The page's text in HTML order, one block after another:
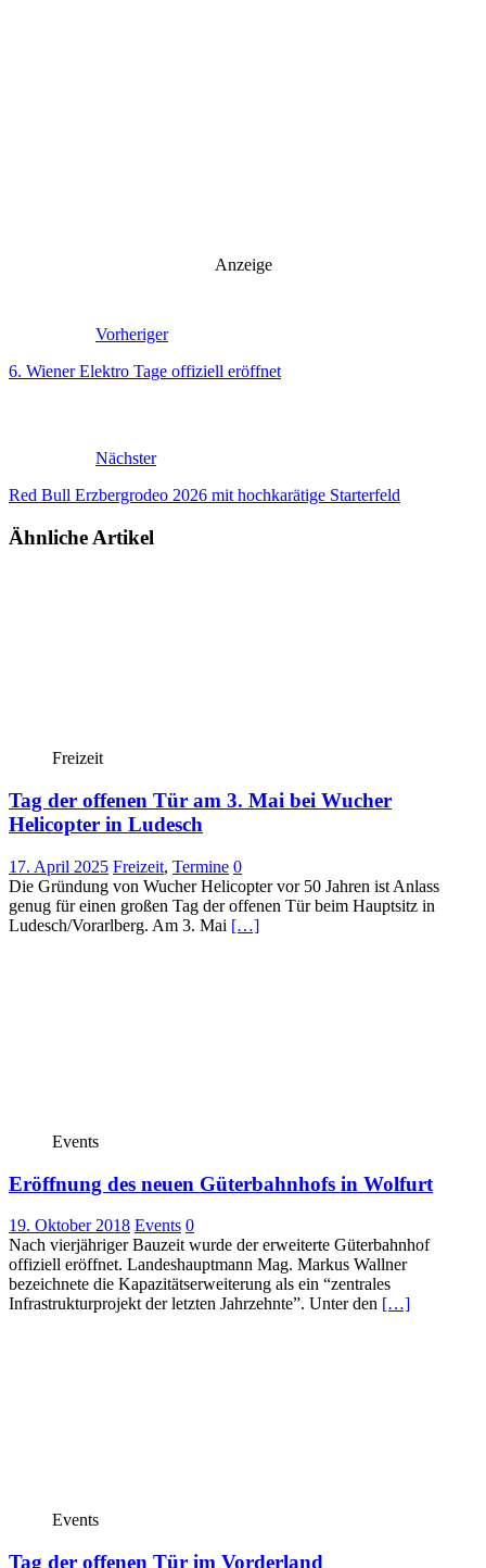
Anzeige
Vorheriger
6. Wiener Elektro Tage offiziell eröffnet
Nächster
Red Bull Erzbergrodeo 2026 mit hochkarätige Starterfeld
Ähnliche Artikel
Freizeit
Tag der offenen Tür am 3. Mai bei Wucher
Helicopter in Ludesch
17. April 2025 Freizeit, Termine 0
Die Gründung von Wucher Helicopter vor 50 Jahren ist Anlass
genug für einen großen Tag der offenen Tür beim Hauptsitz in
Ludesch/Vorarlberg. Am 3. Mai […]
Events
Eröffnung des neuen Güterbahnhofs in Wolfurt
19. Oktober 2018 Events 0
Nach vierjähriger Bauzeit wurde der erweiterte Güterbahnhof
offiziell eröffnet. Landeshauptmann Mag. Markus Wallner
bezeichnete die Kapazitätserweiterung als ein “zentrales
Infrastrukturprojekt der letzten Jahrzehnte”. Unter den […]
Events
Tag der offenen Tür im Vorderland